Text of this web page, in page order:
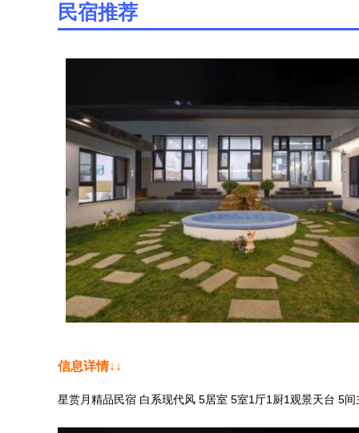
民宿推荐
信息详情↓↓
星赏月精品民宿 白系现代风 5居室 5室1厅1厨1观景天台 5